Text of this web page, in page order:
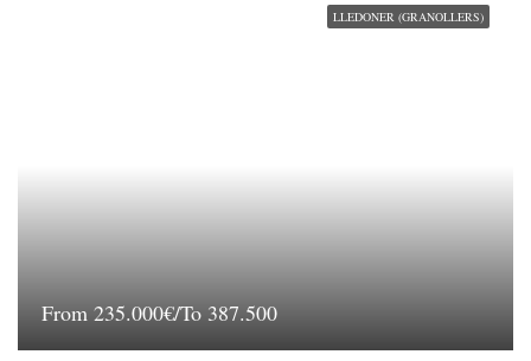
LLEDONER (GRANOLLERS)
From 235.000€/To 387.500